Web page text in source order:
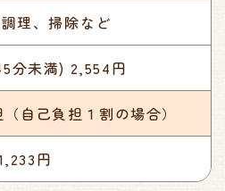
理、掃除など
分未満) 2,554円
（自己負担１割の場合）
円